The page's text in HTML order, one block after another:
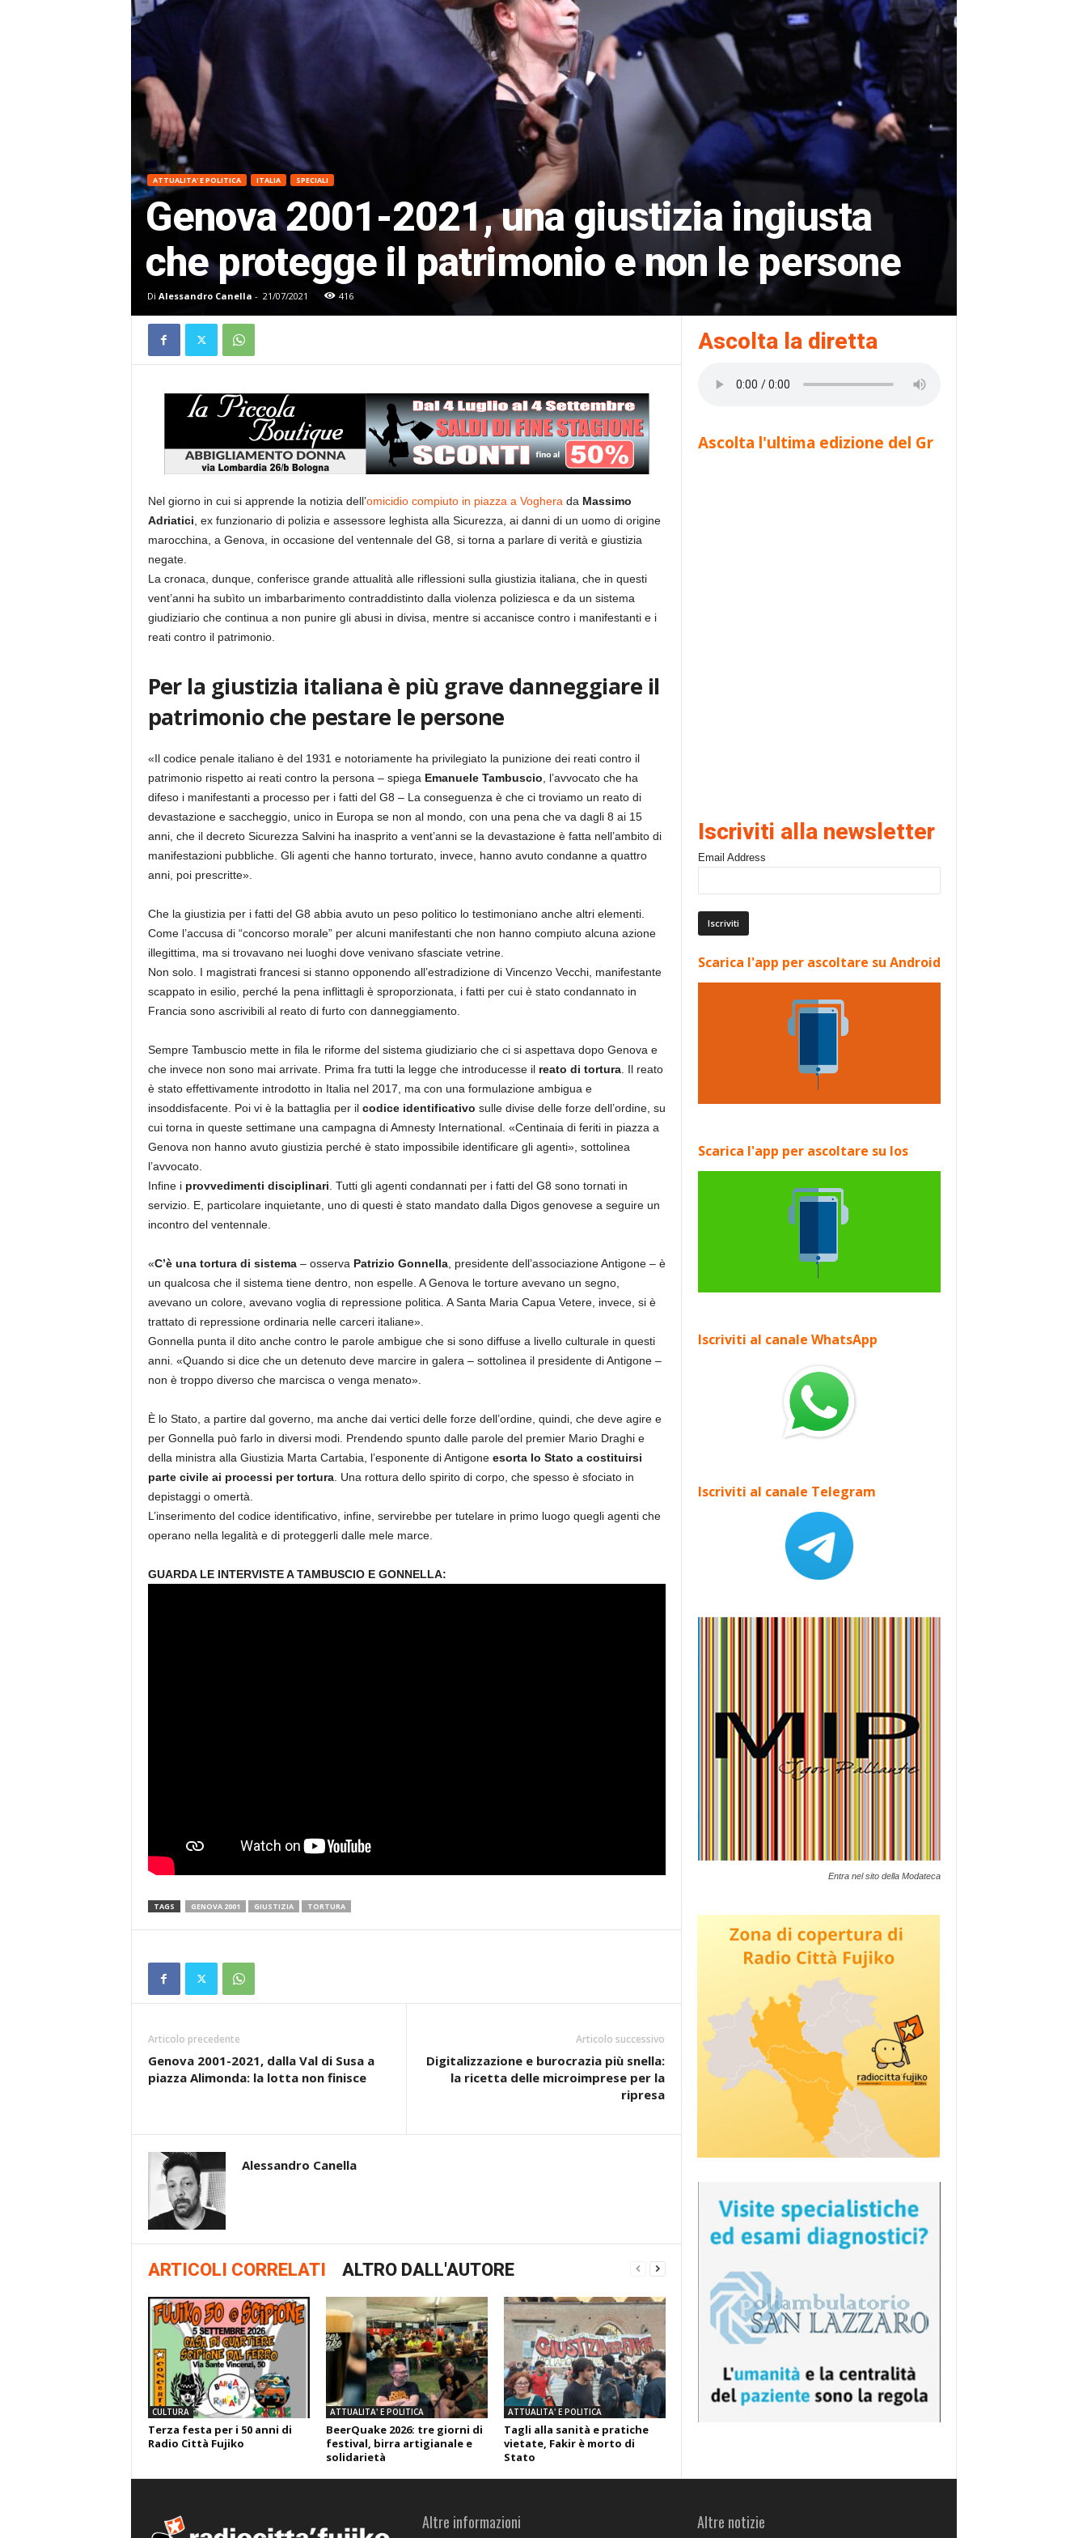
ATTUALITA' E POLITICA ITALIA SPECIALI
Genova 2001-2021, una giustizia ingiusta
che protegge il patrimonio e non le persone
Di Alessandro Canella - 21/07/2021 416
Nel giorno in cui si apprende la notizia dell’omicidio compiuto in piazza a Voghera da Massimo
Adriatici , ex funzionario di polizia e assessore leghista alla Sicurezza, ai danni di un uomo di origine
marocchina, a Genova, in occasione del ventennale del G8, si torna a parlare di verità e giustizia
negate.
La cronaca, dunque, conferisce grande attualità alle riflessioni sulla giustizia italiana, che in questi
vent’anni ha subìto un imbarbarimento contraddistinto dalla violenza poliziesca e da un sistema
giudiziario che continua a non punire gli abusi in divisa, mentre si accanisce contro i manifestanti e i
reati contro il patrimonio.
Per la giustizia italiana è più grave danneggiare il
patrimonio che pestare le persone
«Il codice penale italiano è del 1931 e notoriamente ha privilegiato la punizione dei reati contro il
patrimonio rispetto ai reati contro la persona – spiega Emanuele Tambuscio , l’avvocato che ha
difeso i manifestanti a processo per i fatti del G8 – La conseguenza è che ci troviamo un reato di
devastazione e saccheggio, unico in Europa se non al mondo, con una pena che va dagli 8 ai 15
anni, che il decreto Sicurezza Salvini ha inasprito a vent’anni se la devastazione è fatta nell’ambito di
manifestazioni pubbliche. Gli agenti che hanno torturato, invece, hanno avuto condanne a quattro
anni, poi prescritte».
Che la giustizia per i fatti del G8 abbia avuto un peso politico lo testimoniano anche altri elementi.
Come l’accusa di “concorso morale” per alcuni manifestanti che non hanno compiuto alcuna azione
illegittima, ma si trovavano nei luoghi dove venivano sfasciate vetrine.
Non solo. I magistrati francesi si stanno opponendo all’estradizione di Vincenzo Vecchi, manifestante
scappato in esilio, perché la pena inflittagli è sproporzionata, i fatti per cui è stato condannato in
Francia sono ascrivibili al reato di furto con danneggiamento.
Sempre Tambuscio mette in fila le riforme del sistema giudiziario che ci si aspettava dopo Genova e
che invece non sono mai arrivate. Prima fra tutti la legge che introducesse il reato di tortura. Il reato
è stato effettivamente introdotto in Italia nel 2017, ma con una formulazione ambigua e
insoddisfacente. Poi vi è la battaglia per ilcodice identificativo sulle divise delle forze dell’ordine, su
cui torna in queste settimane una campagna di Amnesty International. «Centinaia di feriti in piazza a
Genova non hanno avuto giustizia perché è stato impossibile identificare gli agenti», sottolinea
l’avvocato.
Infine i provvedimenti disciplinari . Tutti gli agenti condannati per i fatti del G8 sono tornati in
servizio. E, particolare inquietante, uno di questi è stato mandato dalla Digos genovese a seguire un
incontro del ventennale.
«C’è una tortura di sistema– osserva Patrizio Gonnella, presidente dell’associazione Antigone – è
un qualcosa che il sistema tiene dentro, non espelle. A Genova le torture avevano un segno,
avevano un colore, avevano voglia di repressione politica. A Santa Maria Capua Vetere, invece, si è
trattato di repressione ordinaria nelle carceri italiane».
Gonnella punta il dito anche contro le parole ambigue che si sono diffuse a livello culturale in questi
anni. «Quando si dice che un detenuto deve marcire in galera – sottolinea il presidente di Antigone –
non è troppo diverso che marcisca o venga menato».
È lo Stato, a partire dal governo, ma anche dai vertici delle forze dell’ordine, quindi, che deve agire e
per Gonnella può farlo in diversi modi. Prendendo spunto dalle parole del premier Mario Draghi e
della ministra alla Giustizia Marta Cartabia, l’esponente di Antigone esorta lo Stato a costituirsi
parte civile ai processi per tortura. Una rottura dello spirito di corpo, che spesso è sfociato in
depistaggi o omertà.
L’inserimento del codice identificativo, infine, servirebbe per tutelare in primo luogo quegli agenti che
operano nella legalità e di proteggerli dalle mele marce.
GUARDA LE INTERVISTE A TAMBUSCIO E GONNELLA:
TAGS GENOVA 2001 GIUSTIZIA TORTURA
Articolo precedente
Genova 2001-2021, dalla Val di Susa a
piazza Alimonda: la lotta non finisce
Articolo successivo
Digitalizzazione e burocrazia più snella:
la ricetta delle microimprese per la
ripresa
Alessandro Canella
ARTICOLI CORRELATI ALTRO DALL'AUTORE
CULTURA
Terza festa per i 50 anni di
Radio Città Fujiko
ATTUALITA' E POLITICA
BeerQuake 2026: tre giorni di
festival, birra artigianale e
solidarietà
ATTUALITA' E POLITICA
Tagli alla sanità e pratiche
vietate, Fakir è morto di
Stato
Ascolta la diretta
Ascolta l'ultima edizione del Gr
Iscriviti alla newsletter
Email Address
Scarica l'app per ascoltare su Android
Scarica l'app per ascoltare su Ios
Iscriviti al canale WhatsApp
Iscriviti al canale Telegram
Entra nel sito della Modateca
Altre informazioni Altre notizie